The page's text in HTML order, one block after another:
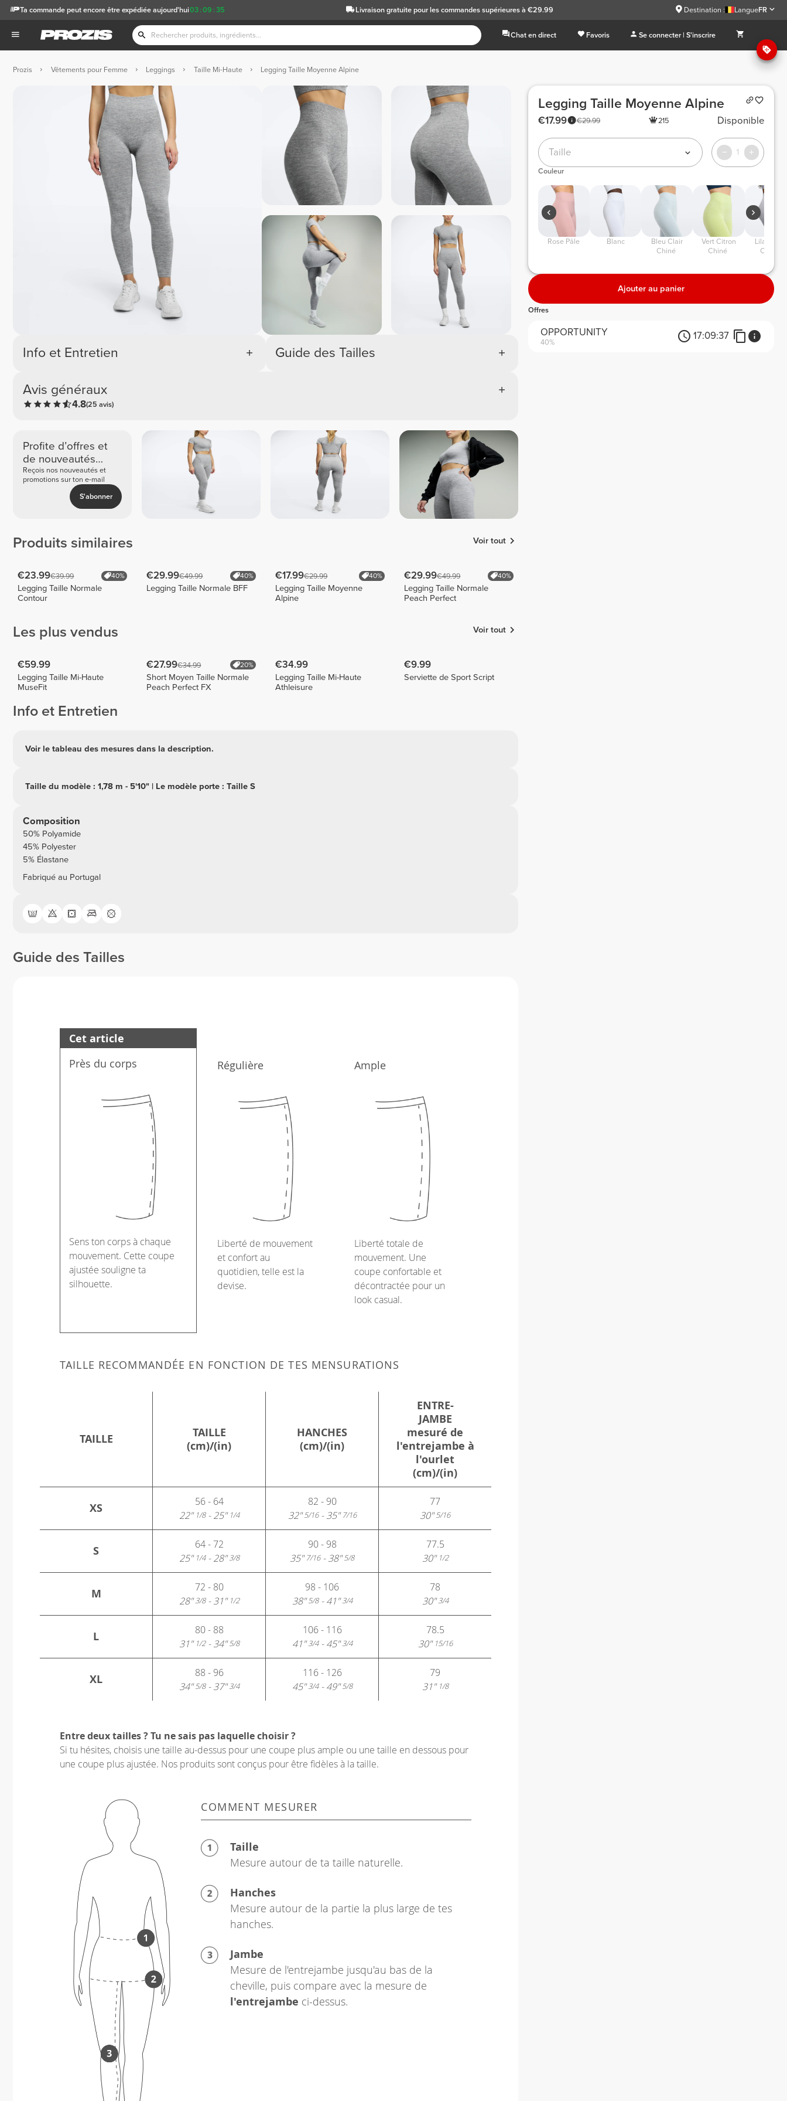
03 :09 :35
Ta commande peut encore être expédiée aujourd'hui Livraison gratuitepour les commandes supérieures à €29.99 Destination : LangueFR
Chat en direct Favoris Se connecter | S'inscrire
Prozis Vêtements pour Femme Leggings Taille Mi-Haute Legging Taille Moyenne Alpine
Info et Entretien
Avis généraux
4.8(25 avis)
Guide des Tailles
Profite d’offres et
de nouveautés
exclusives
Reçois nos nouveautés et
promotions sur ton e-mail
S'abonner
Produits similaires Voir tout
€23.99€39.99 40%
Legging Taille Normale
Contour
€29.99€49.99 40%
Legging Taille Normale BFF
€17.99€29.99 40%
Legging Taille Moyenne
Alpine
€29.99€49.99 40%
Legging Taille Normale
Peach Perfect
Les plus vendus Voir tout
€59.99
Legging Taille Mi-Haute
MuseFit
€27.99€34.99 20%
Short Moyen Taille Normale
Peach Perfect FX
€34.99
Legging Taille Mi-Haute
Athleisure
€9.99
Serviette de Sport Script
Info et Entretien
Voir le tableau des mesures dans la description.
Taille du modèle : 1,78 m - 5'10" | Le modèle porte : Taille S
Composition
50% Polyamide
45% Polyester
5% Élastane
Fabriqué au Portugal
Guide des Tailles
Cet article
Près du corps
Sens ton corps à chaque
mouvement. Cette coupe
ajustée souligne ta
silhouette.
Régulière
Liberté de mouvement
et confort au
quotidien, telle est la
devise.
Ample
Liberté totale de
mouvement. Une
coupe confortable et
décontractée pour un
look casual.
TAILLE RECOMMANDÉE EN FONCTION DE TES MENSURATIONS
TAILLE
TAILLE
(cm)/(in)
HANCHES
(cm)/(in)
ENTRE-
JAMBE
mesuré de
l'entrejambe à
l'ourlet
(cm)/(in)
XS
56 - 64
22"1/8- 25"1/4
82 - 90
32"5/16- 35"7/16
77
30"5/16
S
64 - 72
25"1/4- 28"3/8
90 - 98
35"7/16- 38"5/8
77.5
30"1/2
M
72 - 80
28"3/8- 31"1/2
98 - 106
38"5/8- 41"3/4
78
30"3/4
L
80 - 88
31"1/2- 34"5/8
106 - 116
41"3/4- 45"3/4
78.5
30"15/16
XL
88 - 96
34"5/8- 37"3/4
116 - 126
45"3/4- 49"5/8
79
31"1/8
Entre deux tailles ? Tu ne sais pas laquelle choisir ?
Si tu hésites, choisis une taille au-dessus pour une coupe plus ample ou une taille en dessous pour
une coupe plus ajustée. Nos produits sont conçus pour être fidèles à la taille.
COMMENT MESURER
Taille
Mesure autour de ta taille naturelle.
Hanches
Mesure autour de la partie la plus large de tes
hanches.
Jambe
Mesure de l'entrejambe jusqu'au bas de la
cheville, puis compare avec la mesure de
l'entrejambe ci-dessus.
Legging Taille Moyenne Alpine
€29.99
€17.99 215 Disponible
Taille 1
Couleur
Rose Pâle Blanc
Chiné
Chiné
Chiné
Ajouter au panier
Offres
OPPORTUNITY
40%
17:09:37